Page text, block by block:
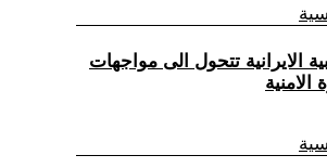
الايرانية تتحول الى مواجهات